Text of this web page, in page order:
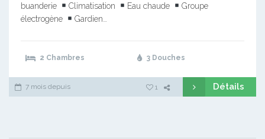
buanderie
Climatisation Eau chaude
Groupe
électrogène
Gardien…
2 Chambres 3 Douches
7 mois depuis 1 Détails